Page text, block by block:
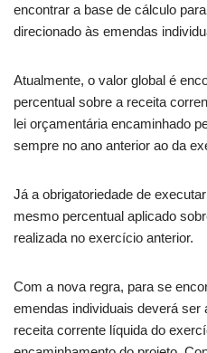
encontrar a base de cálculo
direcionado às emendas
Atualmente, o valor global é
percentual sobre a receita
lei orçamentária encaminhado
sempre no ano anterior ao da
Já a obrigatoriedade de
mesmo percentual aplicado
realizada no exercício anterior.
Com a nova regra, para se
emendas individuais deverá ser
receita corrente líquida do